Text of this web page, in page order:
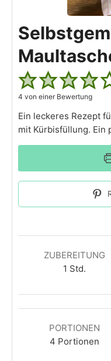
4 von einer Bewertung
Ein leckeres Rezept
mit Kürbisfüllung. Ein
ZUBEREITUNG
1 Std.
PORTIONEN
4 Portionen